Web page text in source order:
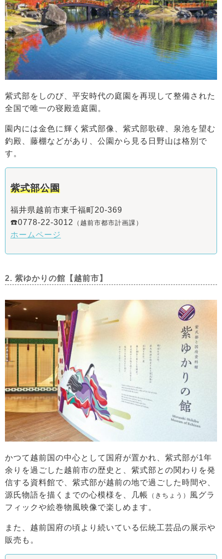
紫式部をしのび、平安時代の庭園を再現して整備された
全国で唯一の寝殿造庭園。
園内には金色に輝く紫式部像、紫式部歌碑、泉池を望む
釣殿、藤棚などがあり、公園から見る日野山は格別で
す。
紫式部公園
福井県越前市東千福町20-369
☎️0778-22-3012
（越前市都市計画課）
ホームページ
2. 紫ゆかりの館【越前市】
かつて越前国の中心として国府が置かれ、紫式部が1年
余りを過ごした越前市の歴史と、紫式部との関わりを発
信する資料館で、紫式部が越前の地で過ごした時間や、
源氏物語を描くまでの心模様を、几帳
（きちょう）
風グラ
フィックや絵巻物風映像で楽しめます。
また、越前国府の頃より続いている伝統工芸品の展示や
販売も。